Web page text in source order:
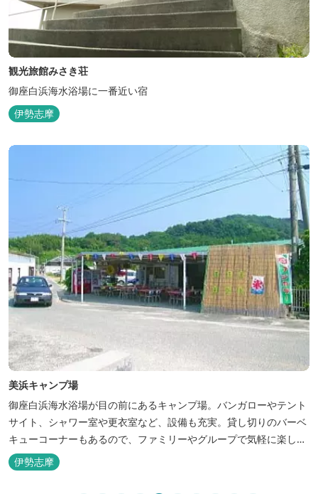
観光旅館みさき荘
御座白浜海水浴場に一番近い宿
伊勢志摩
美浜キャンプ場
御座白浜海水浴場が目の前にあるキャンプ場。バンガローやテント
サイト、シャワー室や更衣室など、設備も充実。貸し切りのバーベ
キューコーナーもあるので、ファミリーやグループで気軽に楽しむ
ことができます。
伊勢志摩